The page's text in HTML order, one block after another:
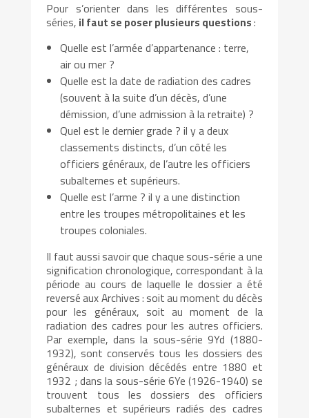
Pour s’orienter dans les différentes sous-
séries, il faut se poser plusieurs questions:
Quelle est l’armée d’appartenance : terre,
air ou mer ?
Quelle est la date de radiation des cadres
(souvent à la suite d’un décès, d’une
démission, d’une admission à la retraite) ?
Quel est le dernier grade ? il y a deux
classements distincts, d’un côté les
officiers généraux, de l’autre les officiers
subalternes et supérieurs.
Quelle est l’arme ? il y a une distinction
entre les troupes métropolitaines et les
troupes coloniales.
Il faut aussi savoir que chaque sous-série a une
signification chronologique, correspondant à la
période au cours de laquelle le dossier a été
reversé aux Archives : soit au moment du décès
pour les généraux, soit au moment de la
radiation des cadres pour les autres officiers.
Par exemple, dans la sous-série 9Yd (1880-
1932), sont conservés tous les dossiers des
généraux de division décédés entre 1880 et
1932 ; dans la sous-série 6Ye (1926-1940) se
trouvent tous les dossiers des officiers
subalternes et supérieurs radiés des cadres